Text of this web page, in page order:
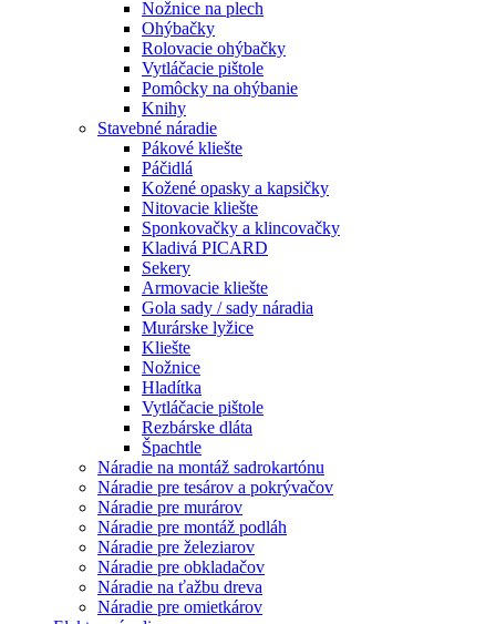
Nožnice na plech
Ohýbačky
Rolovacie ohýbačky
Vytláčacie pištole
Pomôcky na ohýbanie
Knihy
Stavebné náradie
Pákové kliešte
Páčidlá
Kožené opasky a kapsičky
Nitovacie kliešte
Sponkovačky a klincovačky
Kladivá PICARD
Sekery
Armovacie kliešte
Gola sady / sady náradia
Murárske lyžice
Kliešte
Nožnice
Hladítka
Vytláčacie pištole
Rezbárske dláta
Špachtle
Náradie na montáž sadrokartónu
Náradie pre tesárov a pokrývačov
Náradie pre murárov
Náradie pre montáž podláh
Náradie pre železiarov
Náradie pre obkladačov
Náradie na ťažbu dreva
Náradie pre omietkárov